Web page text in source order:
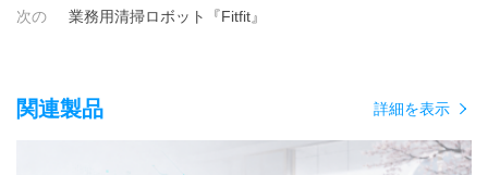
次の
業務用清掃ロボット『Fitfit』
関連製品 詳細を表示